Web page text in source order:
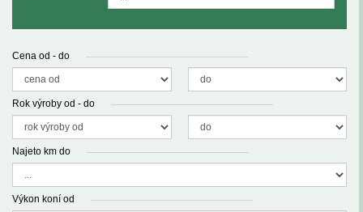
Cena od - do
Rok výroby od - do
Najeto km do
Výkon koní od